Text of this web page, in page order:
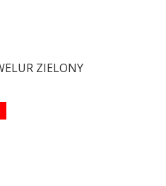
ZIELONY